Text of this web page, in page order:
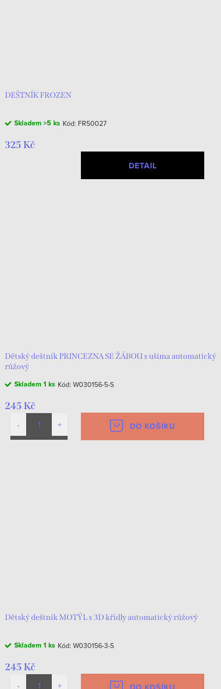
DEŠTNÍK FROZEN
Skladem >5 ks Kód: FR50027
325 Kč
DETAIL
Dětský deštník PRINCEZNA SE ŽÁBOU s ušima automatický
růžový
Skladem 1 ks Kód: W030156-5-S
245 Kč
DO KOŠÍKU
Dětský deštník MOTÝL s 3D křídly automatický růžový
Skladem 1 ks Kód: W030156-3-S
245 Kč